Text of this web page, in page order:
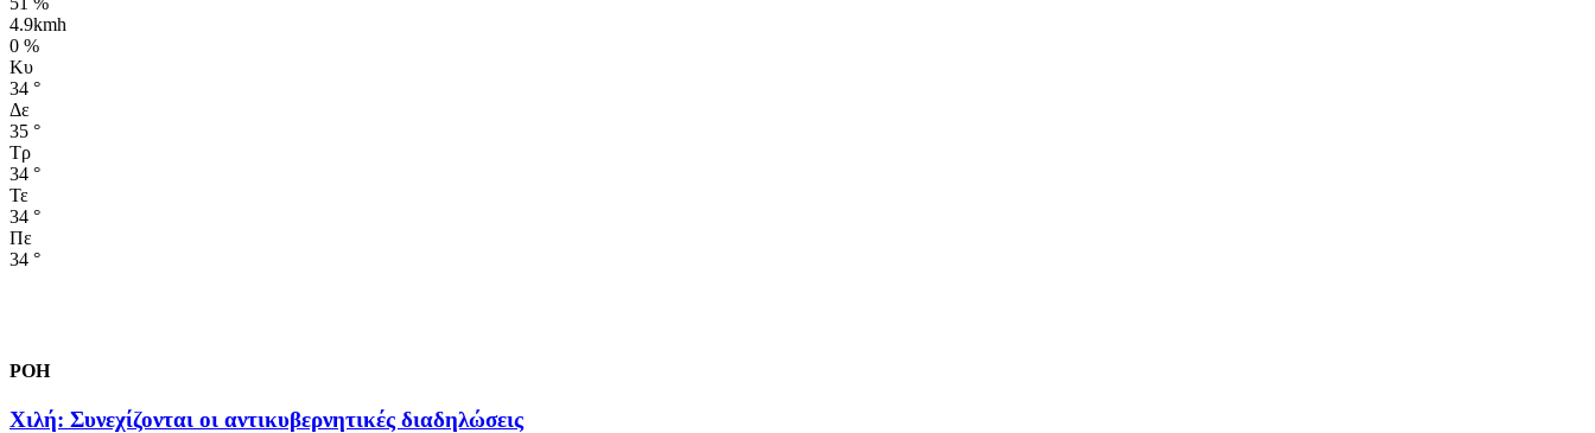
4.9kmh
0 %
Κυ
34 °
Δε
35 °
Τρ
34 °
Τε
34 °
Πε
34 °
ΡΟΗ
Χιλή: Συνεχίζονται οι αντικυβερνητικές διαδηλώσεις